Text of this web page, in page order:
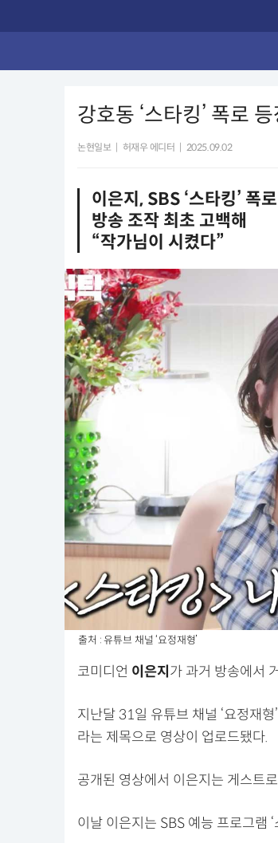
강호동 ‘스타킹’ 폭로
논현일보 허재우 에디터 2025.09.02
이은지, SBS ‘스타킹’ 폭로
방송 조작 최초 고백해
“작가님이 시켰다”
출처 : 유튜브 채널 ‘요정재형’
코미디언 이은지 가 과거 방송에서
지난달 31일 유튜브 채널 ‘요정재
라는 제목으로 영상이 업로드됐다.
공개된 영상에서 이은지는 게스트
이날 이은지는 SBS 예능 프로그램